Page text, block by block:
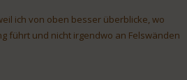
ich von oben besser überblicke, wo
führt und nicht irgendwo an Felswänden